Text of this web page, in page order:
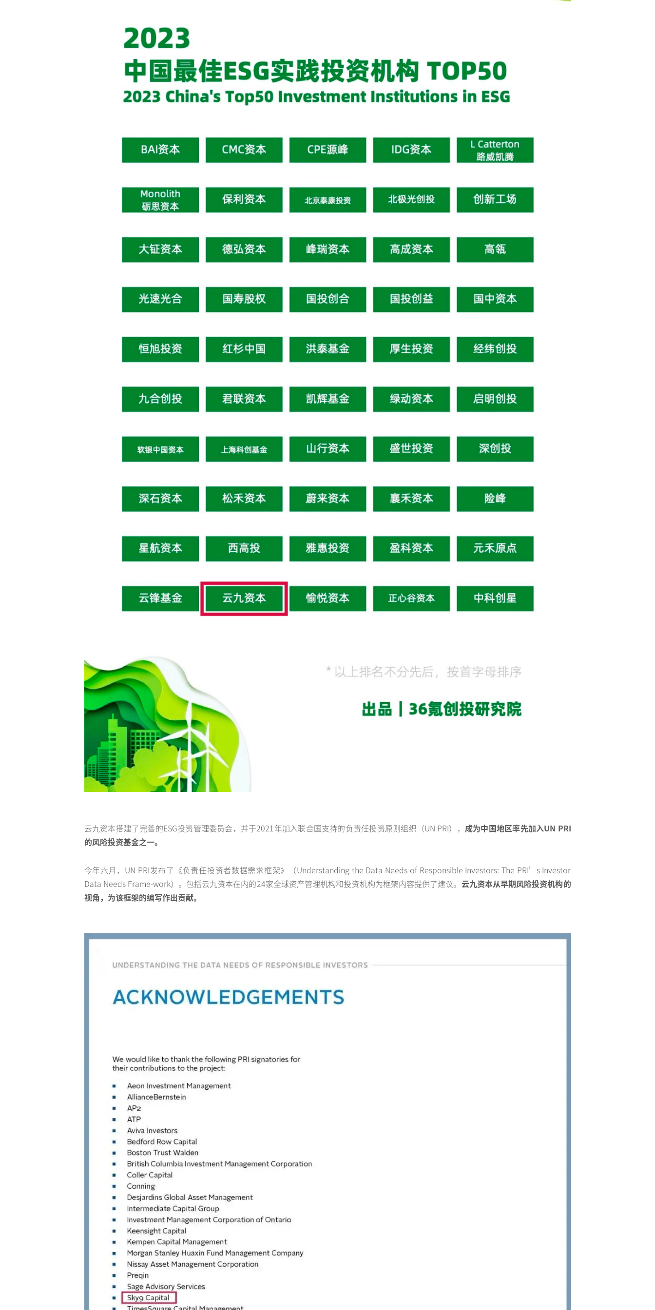
云九资本搭建了完善的ESG投资管理委员会，并于2021年加入联合国支持的负责任投资原则组织（UN PRI）， 成为中国地区率先加入UN PRI
的风险投资基金之一。
今年六月，UN PRI发布了《负责任投资者数据需求框架》（Understanding the Data Needs of Responsible Investors: The PRI’s Investor
Data Needs Frame-work）。包括云九资本在内的24家全球资产管理机构和投资机构为框架内容提供了建议。 云九资本从早期风险投资机构的
视角，为该框架的编写作出贡献。